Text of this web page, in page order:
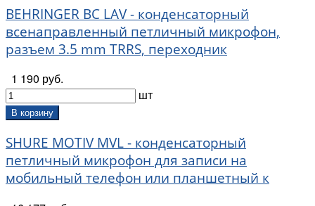
BEHRINGER BC LAV - конденсаторный
всенаправленный петличный микрофон,
разъем 3.5 mm TRRS, переходник
1 190 руб.
шт
В корзину
SHURE MOTIV MVL - конденсаторный
петличный микрофон для записи на
мобильный телефон или планшетный к